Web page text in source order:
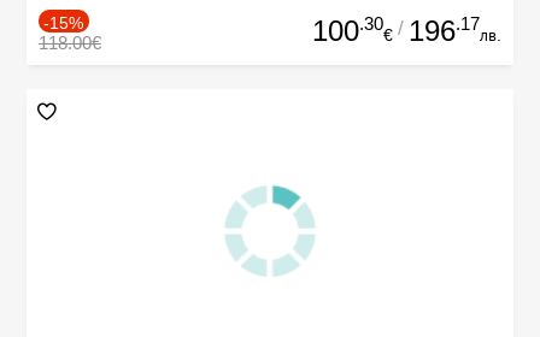
-15%
118.00€ 100.30
€ / 196.17
лв.